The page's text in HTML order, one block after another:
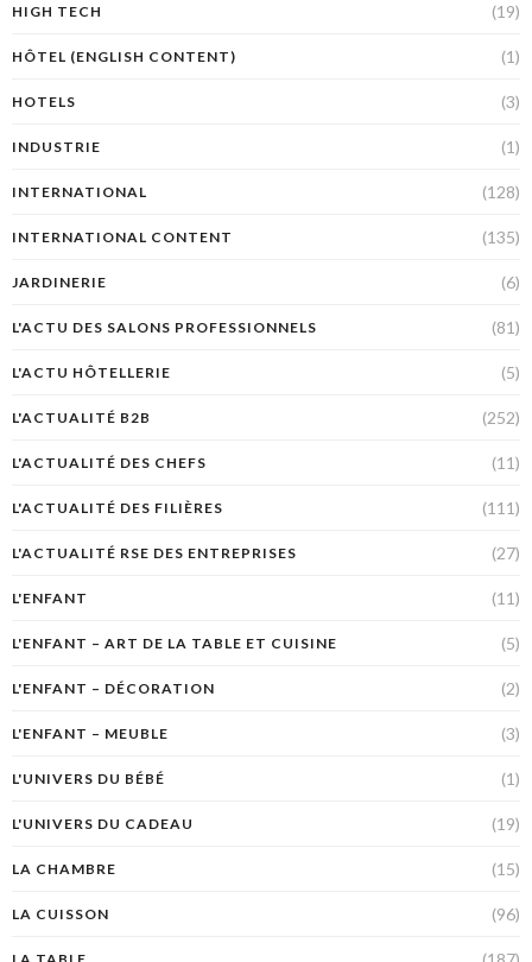
HIGH TECH (19)
HÔTEL (ENGLISH CONTENT) (1)
HOTELS (3)
INDUSTRIE (1)
INTERNATIONAL (128)
INTERNATIONAL CONTENT (135)
JARDINERIE (6)
L'ACTU DES SALONS PROFESSIONNELS (81)
L'ACTU HÔTELLERIE (5)
L'ACTUALITÉ B2B (252)
L'ACTUALITÉ DES CHEFS (11)
L'ACTUALITÉ DES FILIÈRES (111)
L'ACTUALITÉ RSE DES ENTREPRISES (27)
L'ENFANT (11)
L'ENFANT – ART DE LA TABLE ET CUISINE (5)
L'ENFANT – DÉCORATION (2)
L'ENFANT – MEUBLE (3)
L'UNIVERS DU BÉBÉ (1)
L'UNIVERS DU CADEAU (19)
LA CHAMBRE (15)
LA CUISSON (96)